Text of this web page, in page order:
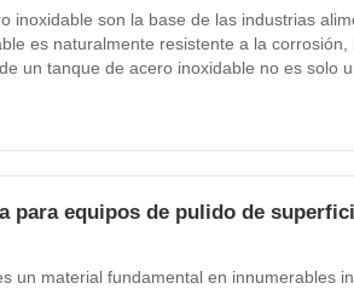
inoxidable son la base de las industrias
es naturalmente resistente a la
un tanque de acero inoxidable no es solo
para equipos de pulido de
un material fundamental en innumerables